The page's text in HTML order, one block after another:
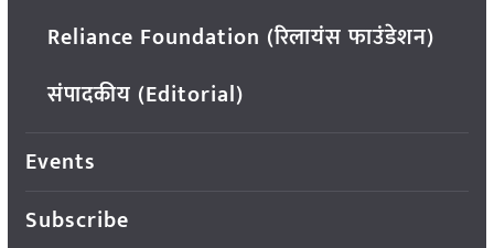
Reliance Foundation (रिलायंस फाउंडेशन)
संपादकीय (Editorial)
Events
Subscribe